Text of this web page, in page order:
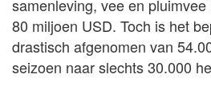
samenleving, vee en
80 miljoen USD. Toch is het
drastisch afgenomen van
seizoen naar slechts 30.000